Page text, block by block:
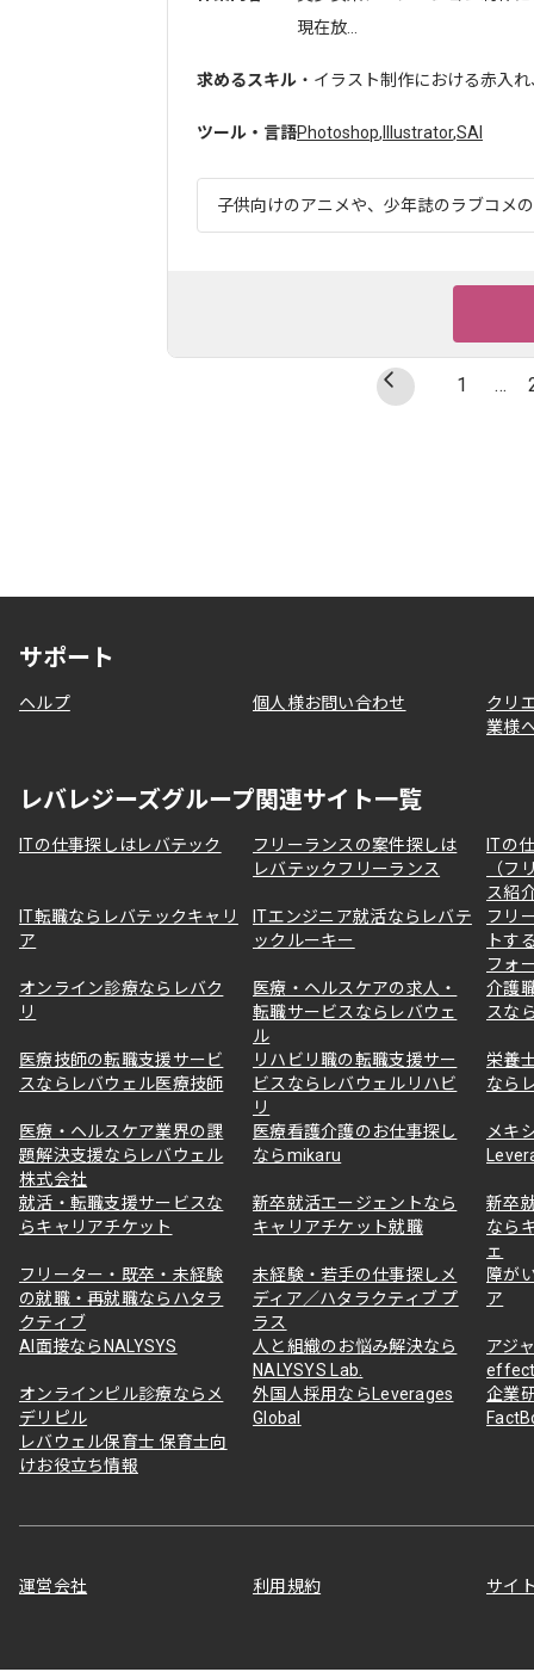
現在放...
求めるスキル ・イラスト制作における赤入
ツール・言語Photoshop, Illustrator,SAI
子供向けのアニメや、少年誌のラブコメ
1 …
サポート
ヘルプ 個人様お問い合わせ
クリ
業様
レバレジーズグループ関連サイト一覧
ITの仕事探しはレバテック
フリーランスの案件探しは
レバテックフリーランス
ITの
（フ
ス紹
IT転職ならレバテックキャリ
ア
ITエンジニア就活ならレバテ
ックルーキー
フリ
トす
フォ
オンライン診療ならレバク
リ
医療・ヘルスケアの求人・
転職サービスならレバウェ
ル
介護
スな
医療技師の転職支援サービ
スならレバウェル医療技師
リハビリ職の転職支援サー
ビスならレバウェルリハビ
リ
栄養
なら
医療・ヘルスケア業界の課
題解決支援ならレバウェル
株式会社
医療看護介護のお仕事探し
ならmikaru
メキ
就活・転職支援サービスな
らキャリアチケット
新卒就活エージェントなら
キャリアチケット就職
新卒
なら
ェ
フリーター・既卒・未経験
の就職・再就職ならハタラ
クティブ
未経験・若手の仕事探しメ
ディア／ハタラクティブ プ
ラス
障が
ア
AI面接ならNALYSYS
人と組織のお悩み解決なら
NALYSYS Lab.
アジ
オンラインピル診療ならメ
デリピル
外国人採用ならLeverages
Global
企業
レバウェル保育士 保育士向
けお役立ち情報
運営会社 利用規約 サイ